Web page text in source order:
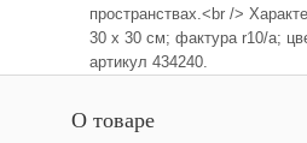
пространствах.<br />
30 x 30 см; фактура r10/a;
артикул 434240.
О товаре